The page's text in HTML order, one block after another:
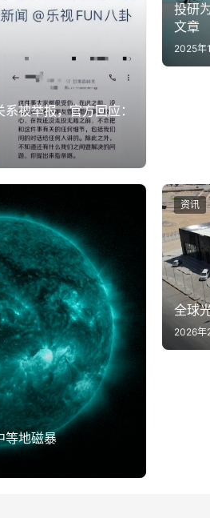
被举报，官方回应：
投研
文章
2025年
等地磁暴
全球
2026年
资讯